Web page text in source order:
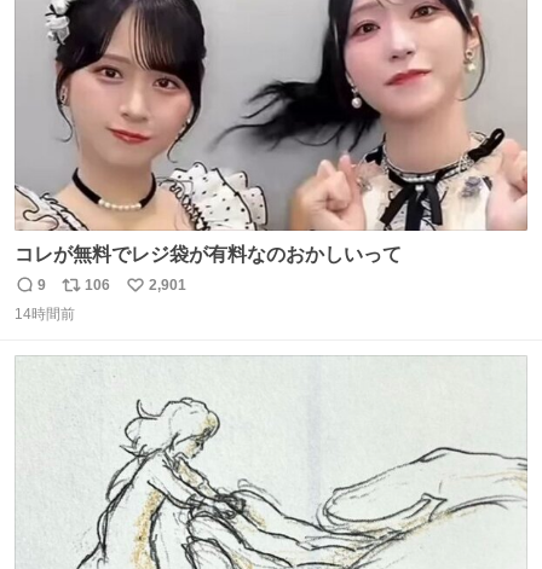
数
コレが無料でレジ袋が有料なのおかしいって
返
信
9
リ
ポ
106
い
2,901
14時間前